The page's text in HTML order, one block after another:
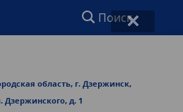
Поиск
область, г. Дзержинск,
Дзержинского, д. 1